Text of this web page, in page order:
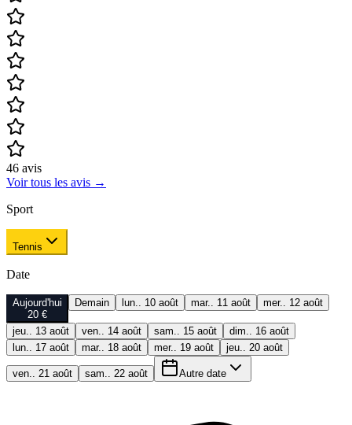
46 avis
Voir tous les avis →
Sport
Tennis
Date
Aujourd'hui
20 €
Demain lun.. 10 août mar.. 11 août mer.. 12 août
jeu.. 13 août ven.. 14 août sam.. 15 août
dim.. 16 août
lun.. 17 août
mar.. 18 août mer.. 19 août jeu.. 20 août
ven.. 21 août sam.. 22 août Autre date